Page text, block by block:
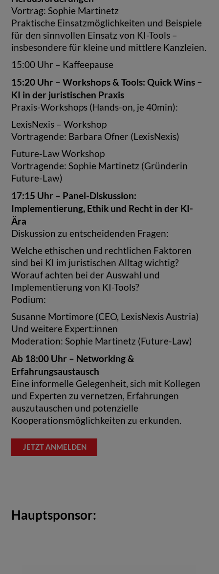
Vortrag: Sophie Martinetz
Praktische Einsatzmöglichkeiten und Beispiele
für den sinnvollen Einsatz von KI-Tools –
insbesondere für kleine und mittlere Kanzleien.
15:00 Uhr – Kaffeepause
15:20 Uhr – Workshops & Tools: Quick Wins –
KI in der juristischen Praxis
Praxis-Workshops (Hands-on, je 40min):
LexisNexis – Workshop
Vortragende: Barbara Ofner (LexisNexis)
Future-Law Workshop
Vortragende: Sophie Martinetz (Gründerin
Future-Law)
17:15 Uhr – Panel-Diskussion:
Implementierung, Ethik und Recht in der KI-
Ära
Diskussion zu entscheidenden Fragen:
Welche ethischen und rechtlichen Faktoren
sind bei KI im juristischen Alltag wichtig?
Worauf achten bei der Auswahl und
Implementierung von KI-Tools?
Podium:
Susanne Mortimore (CEO, LexisNexis Austria)
Und weitere Expert:innen
Moderation: Sophie Martinetz (Future-Law)
Ab 18:00 Uhr – Networking &
Erfahrungsaustausch
Eine informelle Gelegenheit, sich mit Kollegen
und Experten zu vernetzen, Erfahrungen
auszutauschen und potenzielle
Kooperationsmöglichkeiten zu erkunden.
JETZT ANMELDEN
Hauptsponsor: